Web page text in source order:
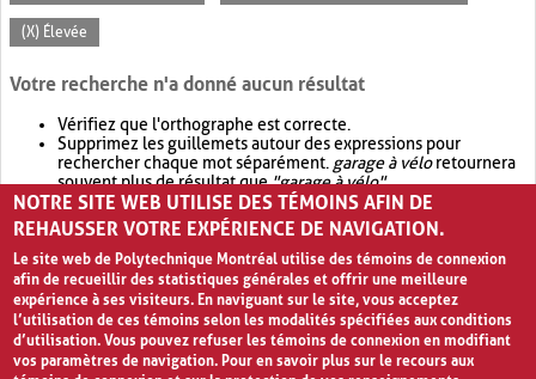
(X) Élevée
Votre recherche n'a donné aucun résultat
Vérifiez que l'orthographe est correcte.
Supprimez les guillemets autour des expressions pour
rechercher chaque mot séparément. garage à véloretournera
souvent plus de résultat que"garage à vélo".
Envisagez d'élargir votre recherche avec OR.garage OR vélo
retournera souvent plus de résultat quegarage à vélo
NOTRE SITE WEB UTILISE DES TÉMOINS AFIN DE
REHAUSSER VOTRE EXPÉRIENCE DE NAVIGATION.
Le site web de Polytechnique Montréal utilise des témoins de connexion
afin de recueillir des statistiques générales et offrir une meilleure
expérience à ses visiteurs. En naviguant sur le site, vous acceptez
l’utilisation de ces témoins selon les modalités spécifiées aux conditions
d’utilisation. Vous pouvez refuser les témoins de connexion en modifiant
vos paramètres de navigation. Pour en savoir plus sur le recours aux